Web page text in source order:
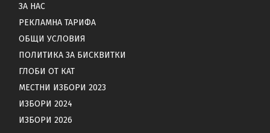
ЗА НАС
РЕКЛАМНА ТАРИФА
ОБЩИ УСЛОВИЯ
ПОЛИТИКА ЗА БИСКВИТКИ
ГЛОБИ ОТ КАТ
МЕСТНИ ИЗБОРИ 2023
ИЗБОРИ 2024
ИЗБОРИ 2026